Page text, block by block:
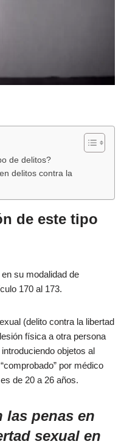
de delitos?
delitos contra la
de este tipo
su modalidad de
170 al 173.
(delito contra la libertad
física a otra persona
objetos al
por médico
de 20 a 26 años.
las penas en
sexual en